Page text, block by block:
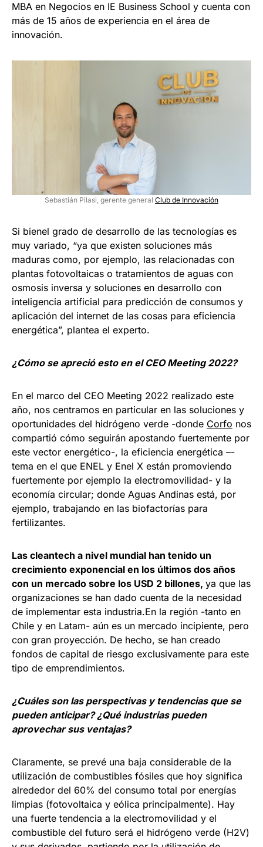
MBA en Negocios en IE Business School y cuenta con
más de 15 años de experiencia en el área de
innovación.
Sebastián Pilasi, gerente general Club de Innovación
Si bienel grado de desarrollo de las tecnologías es
muy variado, “ya que existen soluciones más
maduras como, por ejemplo, las relacionadas con
plantas fotovoltaicas o tratamientos de aguas con
osmosis inversa y soluciones en desarrollo con
inteligencia artificial para predicción de consumos y
aplicación del internet de las cosas para eficiencia
energética”, plantea el experto.
¿Cómo se apreció esto en el CEO Meeting 2022?
En el marco del CEO Meeting 2022 realizado este
año, nos centramos en particular en las soluciones y
oportunidades del hidrógeno verde -donde Corfo nos
compartió cómo seguirán apostando fuertemente por
este vector energético-, la eficiencia energética –-
tema en el que ENEL y Enel X están promoviendo
fuertemente por ejemplo la electromovilidad- y la
economía circular; donde Aguas Andinas está, por
ejemplo, trabajando en las biofactorías para
fertilizantes.
Las cleantech a nivel mundial han tenido un
crecimiento exponencial en los últimos dos años
con un mercado sobre los USD 2 billones, ya que las
organizaciones se han dado cuenta de la necesidad
de implementar esta industria.En la región -tanto en
Chile y en Latam- aún es un mercado incipiente, pero
con gran proyección. De hecho, se han creado
fondos de capital de riesgo exclusivamente para este
tipo de emprendimientos.
¿Cuáles son las perspectivas y tendencias que se
pueden anticipar? ¿Qué industrias pueden
aprovechar sus ventajas?
Claramente, se prevé una baja considerable de la
utilización de combustibles fósiles que hoy significa
alrededor del 60% del consumo total por energías
limpias (fotovoltaica y eólica principalmente). Hay
una fuerte tendencia a la electromovilidad y el
combustible del futuro será el hidrógeno verde (H2V)